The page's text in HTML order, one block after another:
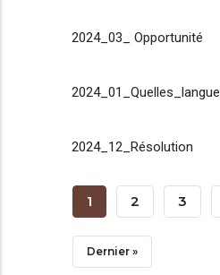
2024_03_ Opportunité
2024_12_Résolution
Pagination
Page
Courante
1 Page
2 Page
3
Dernière
Dernier »